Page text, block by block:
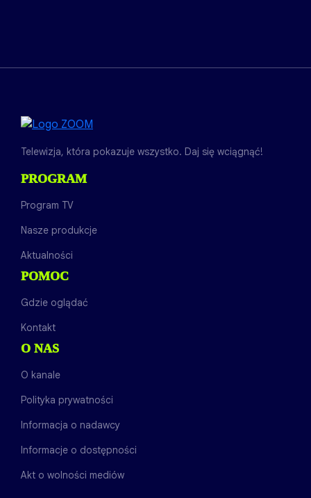
Telewizja, która pokazuje wszystko. Daj się wciągnąć!
PROGRAM
Program TV
Nasze produkcje
Aktualności
POMOC
Gdzie oglądać
Kontakt
O NAS
O kanale
Polityka prywatności
Informacja o nadawcy
Informacje o dostępności
Akt o wolności mediów